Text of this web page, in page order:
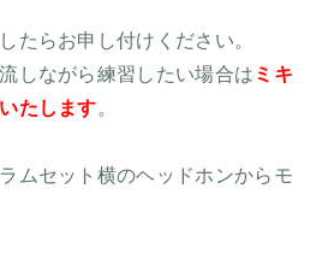
たらお申し付けください。
しながら練習したい場合は ミキ
たします。
ムセット横のヘッドホンからモ